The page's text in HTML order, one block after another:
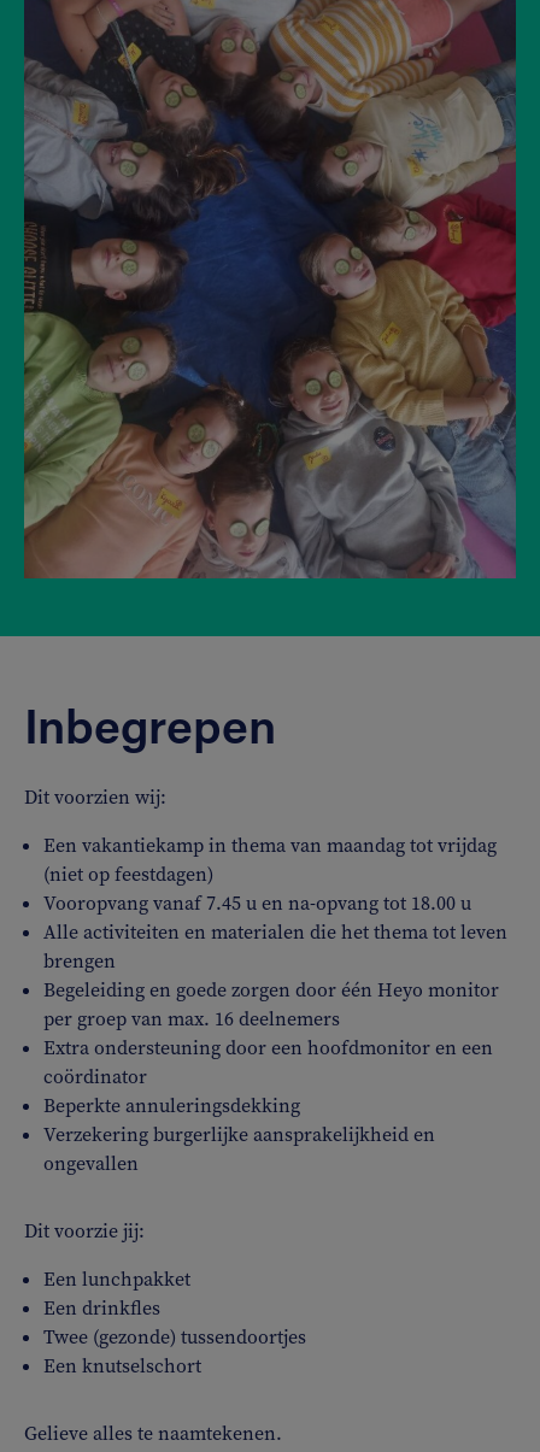
Inbegrepen
Dit voorzien wij:
Een vakantiekamp in thema van maandag tot vrijdag
(niet op feestdagen)
Vooropvang vanaf 7.45 u en na-opvang tot 18.00 u
Alle activiteiten en materialen die het thema tot leven
brengen
Begeleiding en goede zorgen door één Heyo monitor
per groep van max. 16 deelnemers
Extra ondersteuning door een hoofdmonitor en een
coördinator
Beperkte annuleringsdekking
Verzekering burgerlijke aansprakelijkheid en
ongevallen
Dit voorzie jij:
Een lunchpakket
Een drinkfles
Twee (gezonde) tussendoortjes
Een knutselschort
Gelieve alles te naamtekenen.